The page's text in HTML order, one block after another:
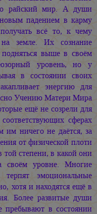
райский мир. А души
падением в карму
всё то, к чему
земле. Их сознание
выше в своём
уровень, но у
в состоянии своих
энергию для
Учению Матери Мира
ещё не созрели для
сферах
им ничего не даётся, за
от физической плоти
той степени, в какой они
своём уровне. Многие
эмоциональные
хотя и находятся ещё в
Более развитые души
пребывают в состоянии